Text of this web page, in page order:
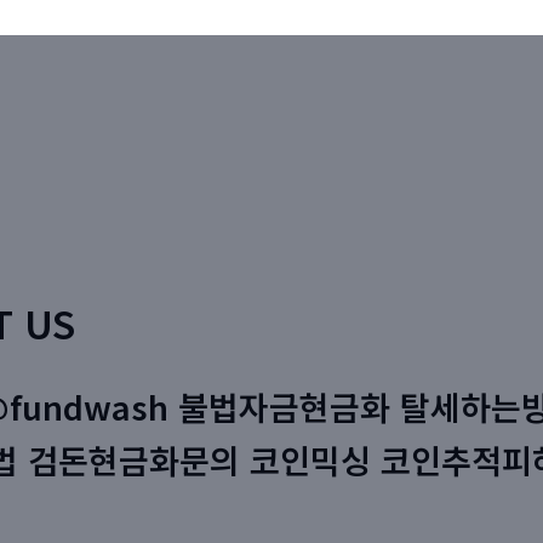
US
불법자금현금화 탈세하는
검돈현금화문의 코인믹싱 코인추적